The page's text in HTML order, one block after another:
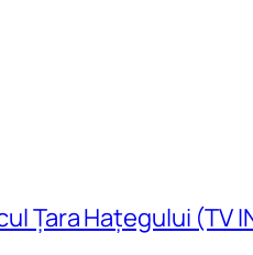
Hațegului (TV